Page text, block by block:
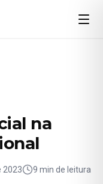
na
2023 9 min de leitura